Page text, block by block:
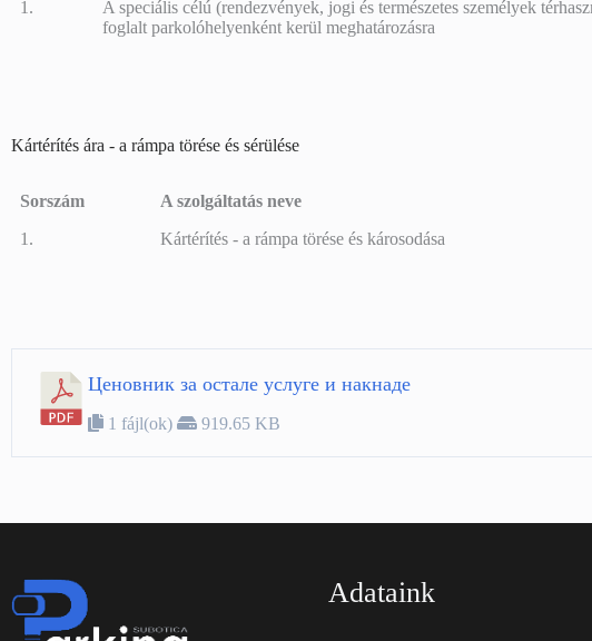
1.
A speciális célú (rendezvények, jogi és természetes személyek
foglalt parkolóhelyenként kerül meghatározásra
Kártérítés ára - a rámpa törése és sérülése
Sorszám A szolgáltatás neve
Sorszám
A szolgáltatás neve
1. Kártérítés - a rámpa törése és károsodása
Ценовник за остале услуге и накнаде
1 fájl(ok) 919.65 KB
Adataink